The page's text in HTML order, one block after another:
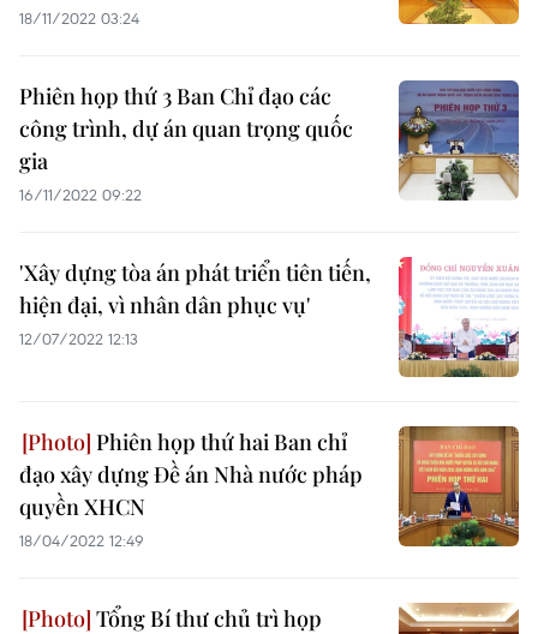
18/11/2022 03:24
Phiên họp thứ 3 Ban Chỉ đạo các
công trình, dự án quan trọng quốc
gia
16/11/2022 09:22
'Xây dựng tòa án phát triển tiên tiến,
hiện đại, vì nhân dân phục vụ'
12/07/2022 12:13
Phiên họp thứ hai Ban chỉ
đạo xây dựng Đề án Nhà nước pháp
quyền XHCN
18/04/2022 12:49
Tổng Bí thư chủ trì họp